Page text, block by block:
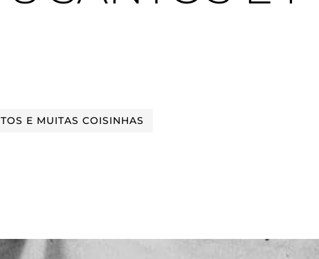
E MUITAS COISINHAS